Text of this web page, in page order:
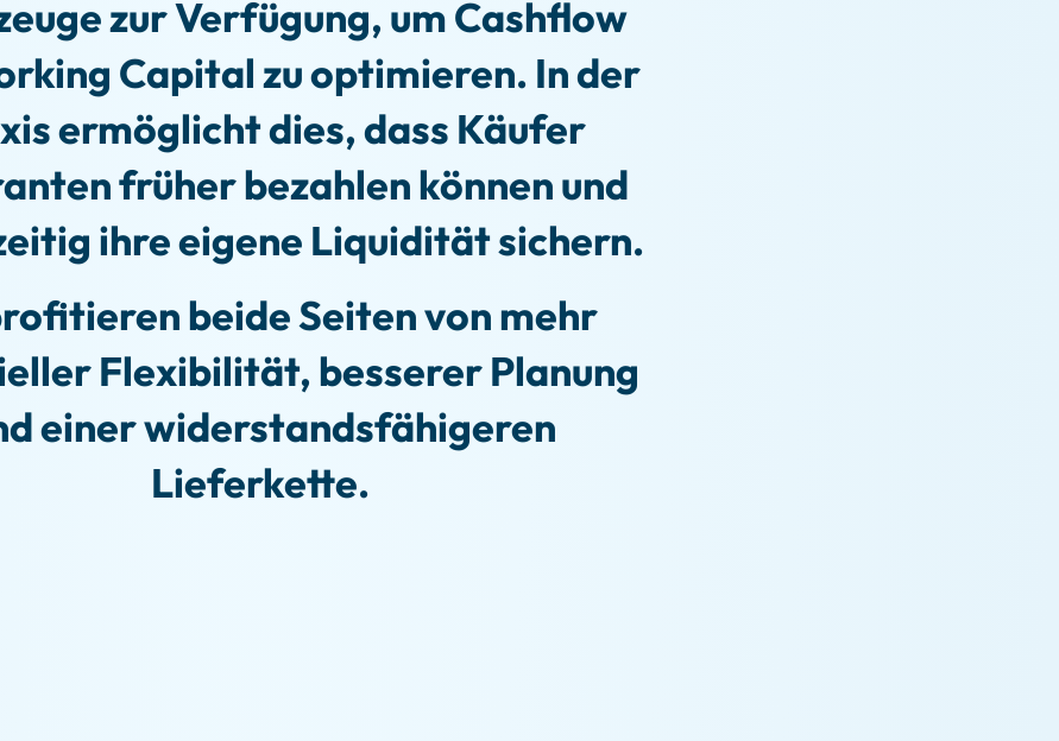
zur Verfügung, um Cashflow
Capital zu optimieren. In der
ermöglicht dies, dass Käufer
früher bezahlen können und
ihre eigene Liquidität sichern.
beide Seiten von mehr
Flexibilität, besserer Planung
einer widerstandsfähigeren
Lieferkette.